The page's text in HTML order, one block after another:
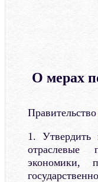
О мерах
1. Утвердить
отраслевые
экономики,